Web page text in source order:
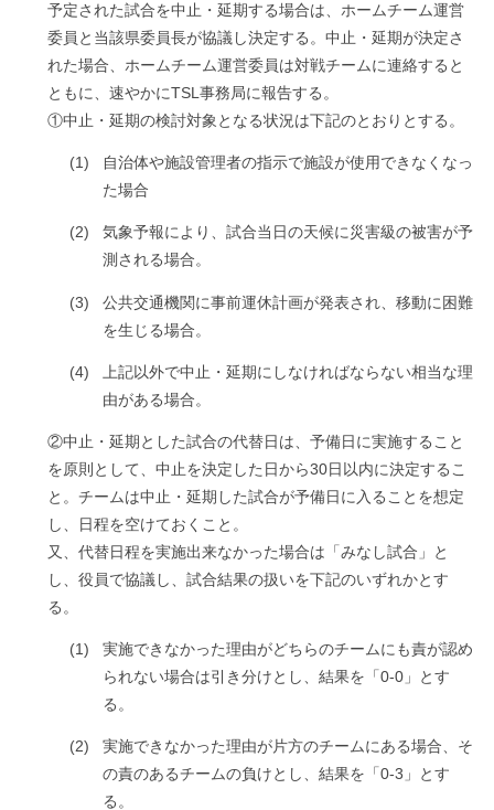
予定された試合を中止・延期する場合は、ホームチーム運営
委員と当該県委員長が協議し決定する。中止・延期が決定さ
れた場合、ホームチーム運営委員は対戦チームに連絡すると
ともに、速やかにTSL事務局に報告する。
①中止・延期の検討対象となる状況は下記のとおりとする。
(1)
自治体や施設管理者の指示で施設が使用できなくなっ
た場合
(2)
気象予報により、試合当日の天候に災害級の被害が予
測される場合。
(3)
公共交通機関に事前運休計画が発表され、移動に困難
を生じる場合。
(4)
上記以外で中止・延期にしなければならない相当な理
由がある場合。
②中止・延期とした試合の代替日は、予備日に実施すること
を原則として、中止を決定した日から30日以内に決定するこ
と。チームは中止・延期した試合が予備日に入ることを想定
し、日程を空けておくこと。
又、代替日程を実施出来なかった場合は「みなし試合」と
し、役員で協議し、試合結果の扱いを下記のいずれかとす
る。
(1)
実施できなかった理由がどちらのチームにも責が認め
られない場合は引き分けとし、結果を「0-0」とす
る。
(2)
実施できなかった理由が片方のチームにある場合、そ
の責のあるチームの負けとし、結果を「0-3」とす
る。